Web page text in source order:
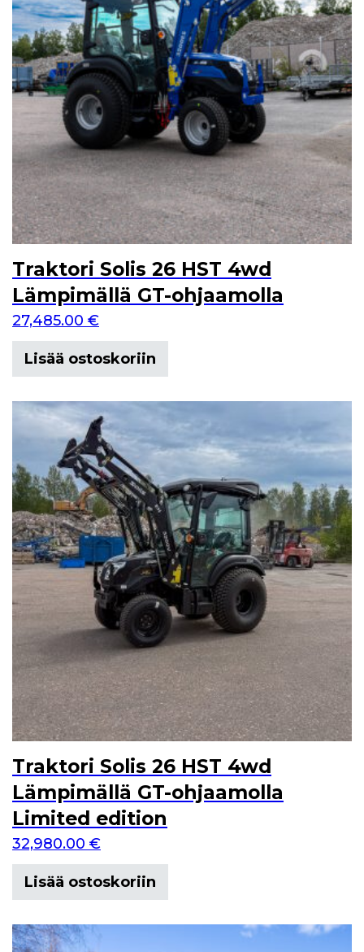
Traktori Solis 26 HST 4wd
Lämpimällä GT-ohjaamolla
27,485.00 €
Lisää ostoskoriin
Traktori Solis 26 HST 4wd
Lämpimällä GT-ohjaamolla
Limited edition
32,980.00 €
Lisää ostoskoriin